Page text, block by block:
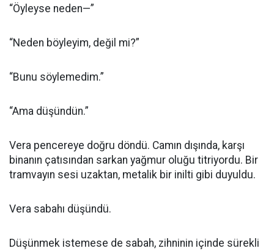
“Öyleyse neden—”
“Neden böyleyim, değil mi?”
“Bunu söylemedim.”
“Ama düşündün.”
Vera pencereye doğru döndü. Camın dışında, karşı
binanın çatısından sarkan yağmur oluğu titriyordu. Bir
tramvayın sesi uzaktan, metalik bir inilti gibi duyuldu.
Vera sabahı düşündü.
Düşünmek istemese de sabah, zihninin içinde sürekli